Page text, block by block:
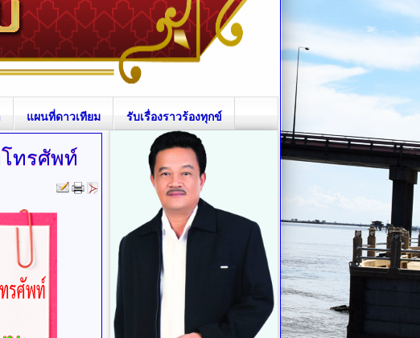
แผนที่ดาวเทียม รับเรื่องราวร้องทุกข์
ทรศัพท์